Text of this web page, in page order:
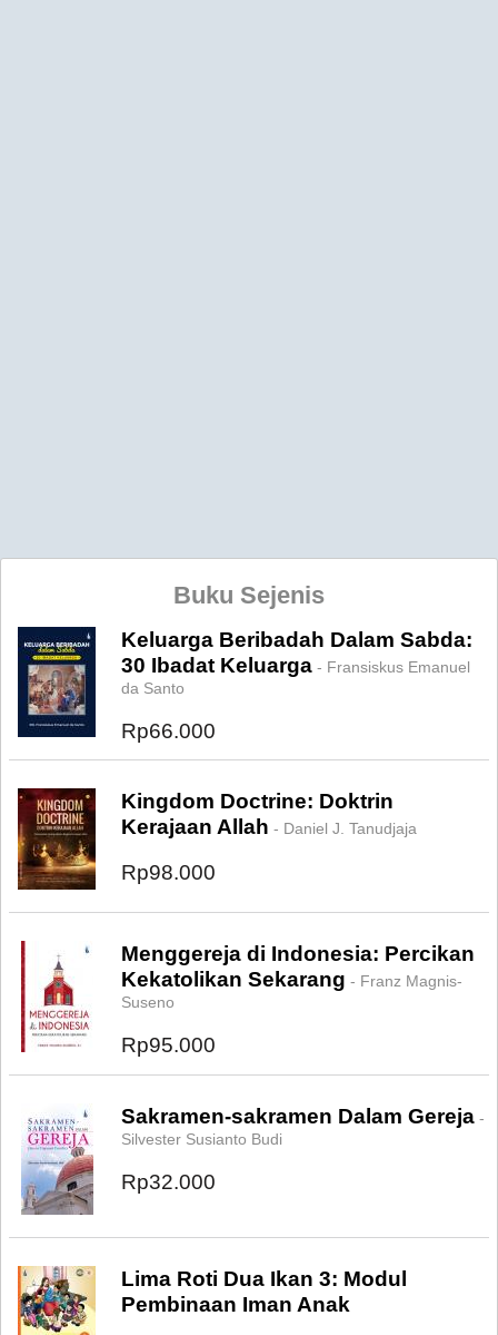
Buku Sejenis
Keluarga Beribadah Dalam Sabda:
30 Ibadat Keluarga - Fransiskus Emanuel
da Santo
Rp66.000
Kingdom Doctrine: Doktrin
Kerajaan Allah - Daniel J. Tanudjaja
Rp98.000
Menggereja di Indonesia: Percikan
Kekatolikan Sekarang - Franz Magnis-
Suseno
Rp95.000
Sakramen-sakramen Dalam Gereja -
Silvester Susianto Budi
Rp32.000
Lima Roti Dua Ikan 3: Modul
Pembinaan Iman Anak